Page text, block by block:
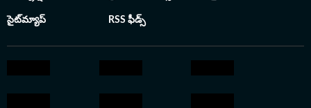
సైట్‌మ్యాప్ RSS ఫీడ్స్